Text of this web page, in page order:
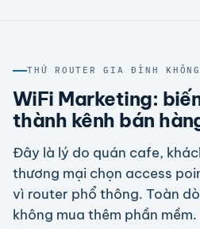
THỨ ROUTER GIA ĐÌNH
WiFi Marketing:
thành kênh bán
Đây là lý do quán cafe,
thương mại chọn access
vì router phổ thông. Toàn
không mua thêm phần mềm.